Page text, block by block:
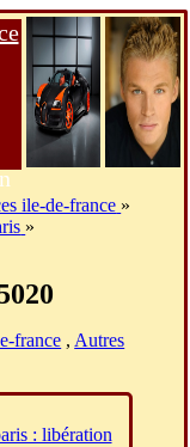
ile-de-france »
»
france , Autres
: libération